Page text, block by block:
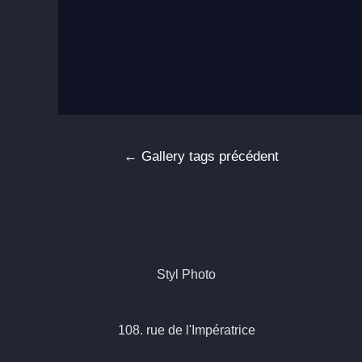
Navigation
← Gallery tags précédent
Styl Photo
108. rue de l'Impératrice